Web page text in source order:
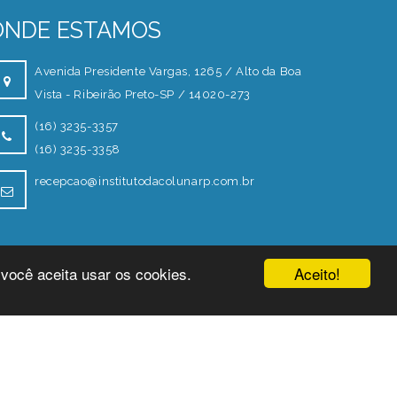
Aceito!
aceita usar os cookies.
ESTAMOS
Avenida Presidente Vargas, 1265 / Alto da Boa
Vista - Ribeirão Preto-SP / 14020-273
(16) 3235-3357
(16) 3235-3358
recepcao@institutodacolunarp.com.br